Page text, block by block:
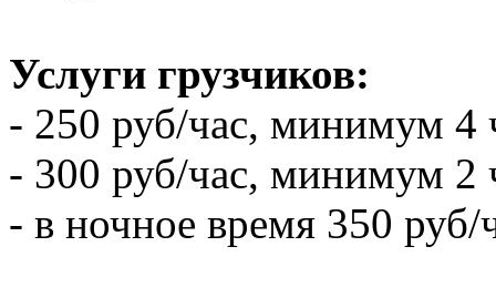
Услуги грузчиков:
- 250 руб/час, минимум 4
- 300 руб/час, минимум 2
- в ночное время 350